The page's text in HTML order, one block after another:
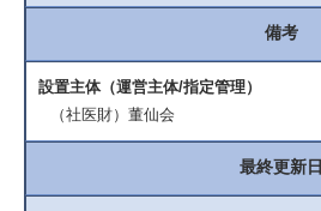
備考
設置主体（運営主体/指定管理）
（社医財）董仙会
最終更新日